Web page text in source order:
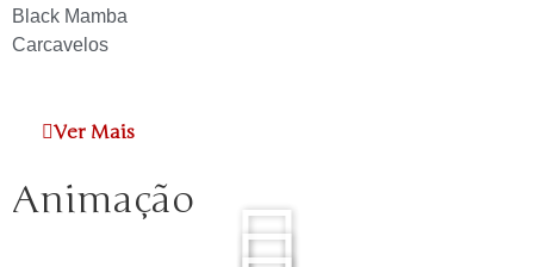
Black Mamba
Carcavelos
Ver Mais
Animação